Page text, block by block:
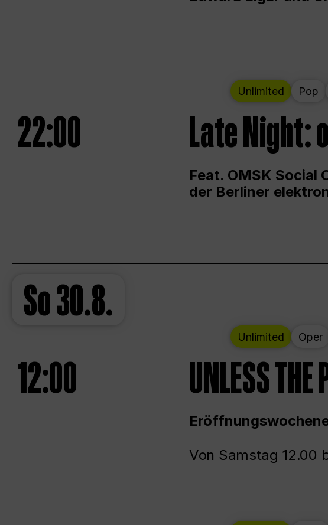
Unlimited Pop
22:00 Late Night:
Feat. OMSK Social
der Berliner
So30.8.
Unlimited Oper
12:00 UNLESS THE
Von Samstag 12.00